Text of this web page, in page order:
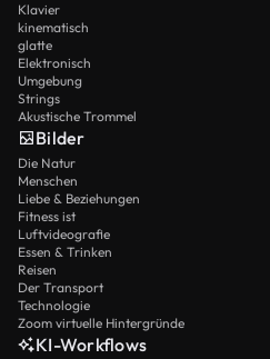
Klavier
kinematisch
glatte
Elektronisch
Umgebung
Strings
Akustische Trommel
Bilder
Die Natur
Menschen
Liebe & Beziehungen
Fitness ist
Luftvideografie
Essen & Trinken
Reisen
Der Transport
Technologie
Zoom virtuelle Hintergründe
KI-Workflows